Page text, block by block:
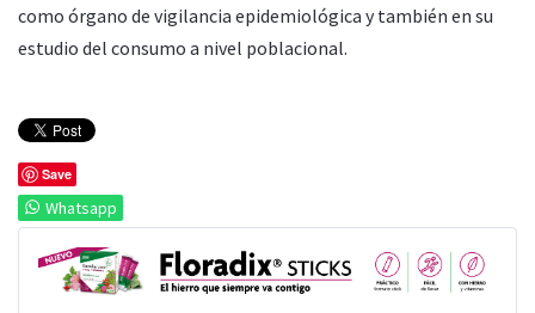
como órgano de vigilancia epidemiológica y también en su
estudio del consumo a nivel poblacional.
Save
Whatsapp